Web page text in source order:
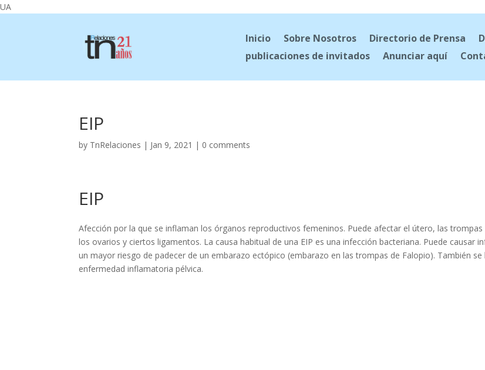
UA
Inicio Sobre Nosotros Directorio de Prensa
publicaciones de invitados
Anunciar aquí
EIP
by TnRelaciones | Jan 9, 2021 | 0 comments
EIP
Afección por la que se inflaman los órganos reproductivos femeninos. Puede afectar el útero, las trompas
los ovarios y ciertos ligamentos. La causa habitual de una EIP es una infección bacteriana. Puede causar
un mayor riesgo de padecer de un embarazo ectópico (embarazo en las trompas de Falopio). También se
enfermedad inflamatoria pélvica.